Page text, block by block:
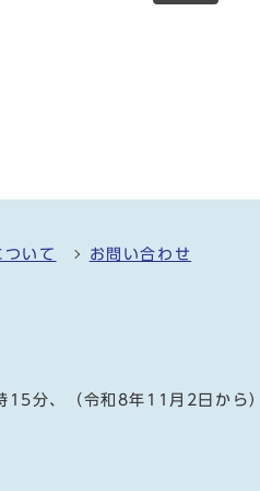
いて お問い合わせ
分、（令和8年11月2日から）